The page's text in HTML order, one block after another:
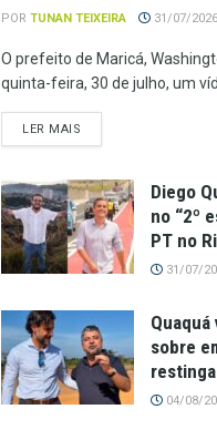
POR TUNAN TEIXEIRA 31/07/
O prefeito de Maricá,
quinta-feira, 30 de julho, um
LER MAIS
Diego
no “2º
PT no
31/07/
sobre
restinga
04/08/